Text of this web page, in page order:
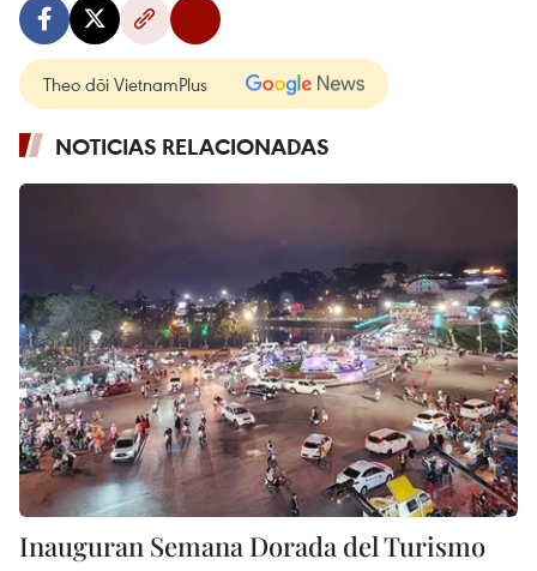
Theo dõi VietnamPlus
NOTICIAS RELACIONADAS
Inauguran Semana Dorada del Turismo